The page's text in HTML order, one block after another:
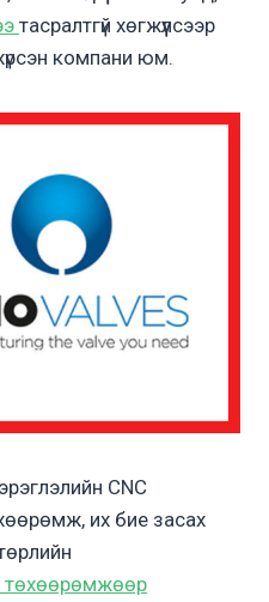
тасралтгүй хөгжүүлсээр
компани юм.
CNC
их бие засах
төхөөрөмжөөр